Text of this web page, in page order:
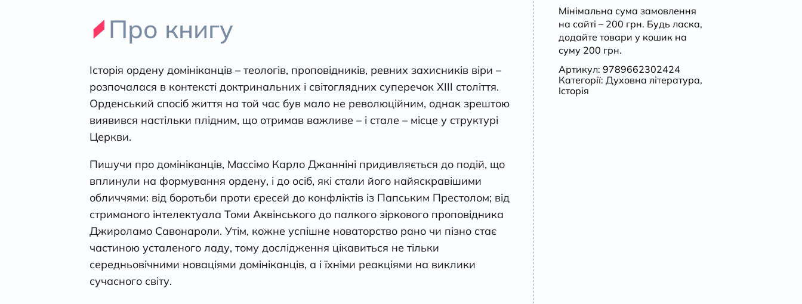
Про книгу
Історія ордену домініканців – теологів, проповідників, ревних захисників віри –
розпочалася в контексті доктринальних і світоглядних суперечок ХІІІ століття.
Орденський спосіб життя на той час був мало не революційним, однак зрештою
виявився настільки плідним, що отримав важливе – і стале – місце у структурі
Церкви.
Пишучи про домініканців, Массімо Карло Джанніні придивляється до подій, що
вплинули на формування ордену, і до осіб, які стали його найяскравішими
обличчями: від боротьби проти єресей до конфліктів із Папським Престолом; від
стриманого інтелектуала Томи Аквінського до палкого зіркового проповідника
Джироламо Савонароли. Утім, кожне успішне новаторство рано чи пізно стає
частиною усталеного ладу, тому дослідження цікавиться не тільки
середньовічними новаціями домініканців, а і їхніми реакціями на виклики
сучасного світу.
Мінімальна сума замовлення
на сайті – 200 грн. Будь ласка,
додайте товари у кошик на
суму 200 грн.
Артикул: 9789662302424
Категорії: Духовна література,
Історія